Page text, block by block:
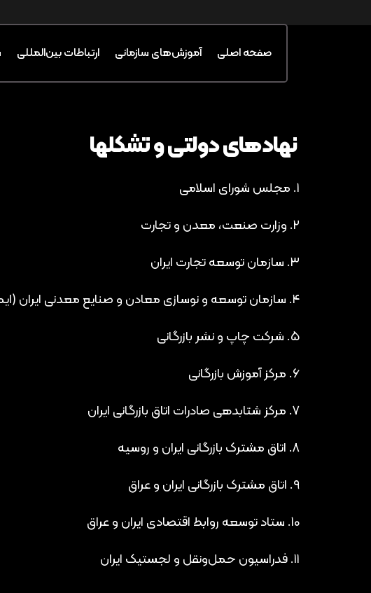
صفحه اصلی آموزش‌های سازمانی ارتباطات بین‌المللی
︎ نهادهای دولتی و تشکلها
۱. مجلس شورای اسلامی
۲. وزارت صنعت، معدن و تجارت
۳. سازمان توسعه تجارت ایران
۴. سازمان توسعه و نوسازی معادن و صنایع معدنی ایران (ایمیدرو)
۵. شرکت چاپ و نشر بازرگانی
۶. مرکز آموزش بازرگانی
۷. مرکز شتابدهی صادرات اتاق بازرگانی ایران
۸. اتاق مشترک بازرگانی ایران و روسیه
۹. اتاق مشترک بازرگانی ایران و عراق
۱۰. ستاد توسعه روابط اقتصادی ایران و عراق
۱۱. فدراسیون حمل‌ونقل و لجستیک ایران